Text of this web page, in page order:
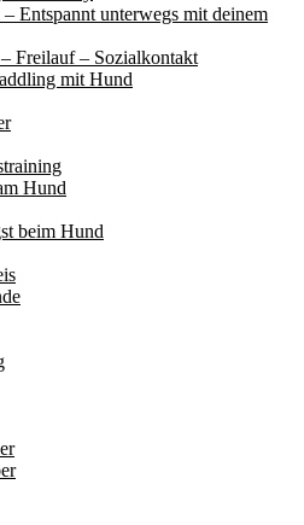
Entspannt unterwegs mit deinem
Freilauf – Sozialkontakt
mit Hund
Hund
beim Hund